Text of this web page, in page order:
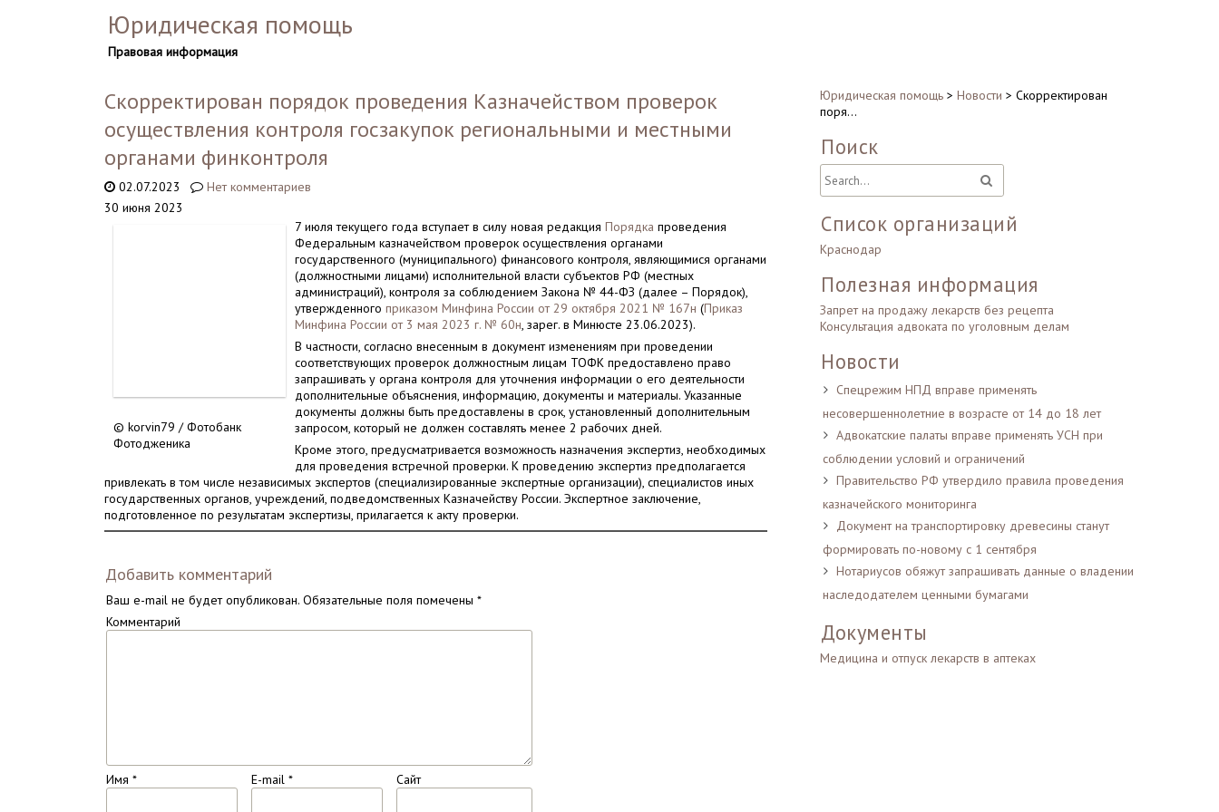
Юридическая помощь
Правовая информация
Скорректирован порядок проведения Казначейством проверок
осуществления контроля госзакупок региональными и местными
органами финконтроля
02.07.2023
Нет комментариев
30 июня 2023
© korvin79 / Фотобанк
Фотодженика
7 июля текущего года вступает в силу новая редакцияПорядка проведения
Федеральным казначейством проверок осуществления органами
государственного (муниципального) финансового контроля, являющимися органами
(должностными лицами) исполнительной власти субъектов РФ (местных
администраций), контроля за соблюдением Закона № 44-ФЗ (далее – Порядок),
утвержденногоприказом Минфина России от 29 октября 2021 № 167н (Приказ
Минфина России от 3 мая 2023 г. № 60н, зарег. в Минюсте 23.06.2023).
В частности, согласно внесенным в документ изменениям при проведении
соответствующих проверок должностным лицам ТОФК предоставлено право
запрашивать у органа контроля для уточнения информации о его деятельности
дополнительные объяснения, информацию, документы и материалы. Указанные
документы должны быть предоставлены в срок, установленный дополнительным
запросом, который не должен составлять менее 2 рабочих дней.
Кроме этого, предусматривается возможность назначения экспертиз, необходимых
для проведения встречной проверки. К проведению экспертиз предполагается
привлекать в том числе независимых экспертов (специализированные экспертные организации), специалистов иных
государственных органов, учреждений, подведомственных Казначейству России. Экспертное заключение,
подготовленное по результатам экспертизы, прилагается к акту проверки.
Добавить комментарий
Ваш e-mail не будет опубликован. Обязательные поля помечены*
Комментарий
Имя* E-mail* Сайт
Юридическая помощь > Новости > Скорректирован
поря…
Поиск
Список организаций
Краснодар
Полезная информация
Запрет на продажу лекарств без рецепта
Консультация адвоката по уголовным делам
Новости
Спецрежим НПД вправе применять
несовершеннолетние в возрасте от 14 до 18 лет
Адвокатские палаты вправе применять УСН при
соблюдении условий и ограничений
Правительство РФ утвердило правила проведения
казначейского мониторинга
Документ на транспортировку древесины станут
формировать по-новому с 1 сентября
Нотариусов обяжут запрашивать данные о владении
наследодателем ценными бумагами
Документы
Медицина и отпуск лекарств в аптеках